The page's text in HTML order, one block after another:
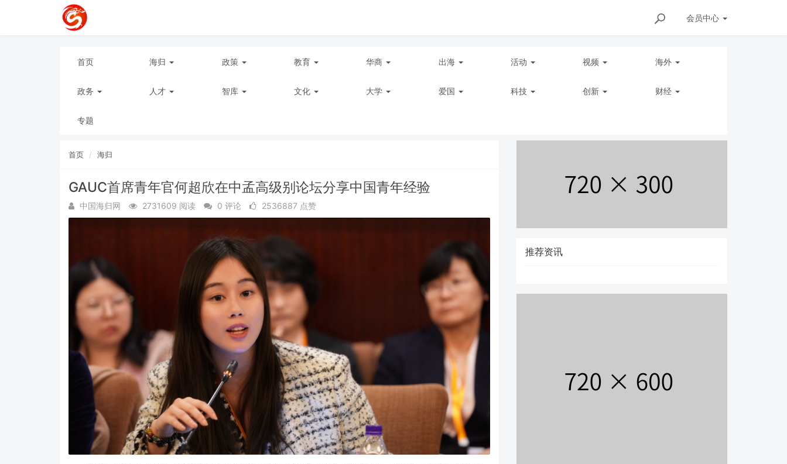
会员中心
首页 海归 政策 教育 华商 出海 活动 视频 海外
政务 人才 智库 文化 大学 爱国 科技 创新 财经
专题
首页 海归
GAUC首席青年官何超欣在中孟高级别论坛分享中国青年经验
中国海归网 2731609 阅读 0 评论 2536887 点赞
推荐资讯